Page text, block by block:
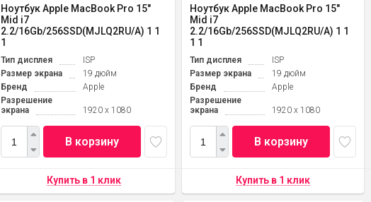
Ноутбук Apple MacBook Pro 15"
Mid i7
2.2/16Gb/256SSD(MJLQ2RU/A) 1 1
1
Тип дисплея
ISP
Размер экрана
19 дюйм
Бренд
Apple
Разрешение
экрана
1920 x 1080
В корзину
Ноутбук Apple MacBook Pro 15"
Mid i7
2.2/16Gb/256SSD(MJLQ2RU/A) 1 1
1 1
Тип дисплея
ISP
Размер экрана
19 дюйм
Бренд
Apple
Разрешение
экрана
1920 x 1080
В корзину